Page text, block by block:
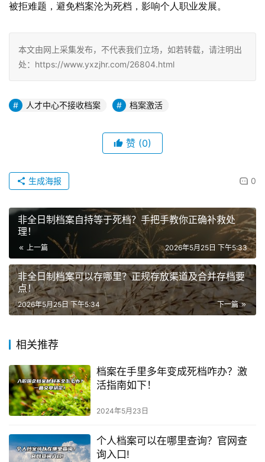
被拒难题，避免档案沦为死档，影响个人职业发展。
本文由网上采集发布，不代表我们立场，如若转载，请注明出
处：https://www.yxzjhr.com/26804.html
人才中心不接收档案 档案激活
赞 (0)
0
生成海报
非全日制档案自持等于死档？手把手教你正确补救处
理！
上一篇 2026年5月25日 下午5:33
非全日制档案可以存哪里？正规存放渠道及合并存档要
点！
下一篇
2026年5月25日 下午5:34
相关推荐
档案在手里多年变成死档咋办？激
活指南如下！
2024年5月23日
个人档案可以在哪里查询？官网查
询入口!